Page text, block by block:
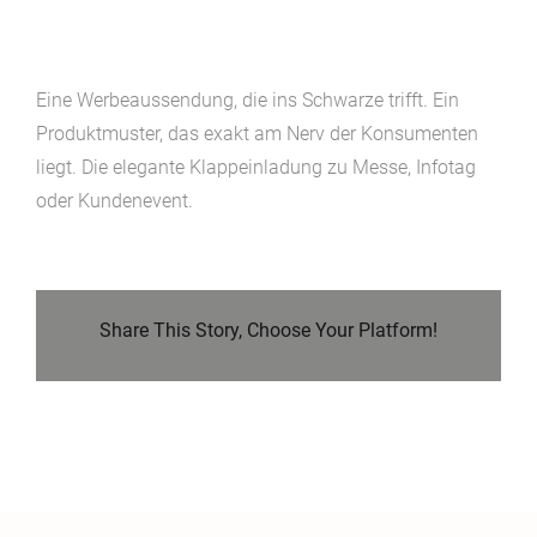
Eine Werbeaussendung, die ins Schwarze trifft. Ein
Produktmuster, das exakt am Nerv der Konsumenten
liegt. Die elegante Klappeinladung zu Messe, Infotag
oder Kundenevent.
Share This Story, Choose Your Platform!